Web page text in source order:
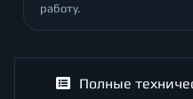
работу.
Полные